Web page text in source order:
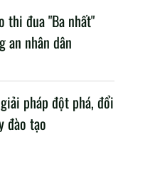
thi đua "Ba nhất"
an nhân dân
pháp đột phá, đổi
đào tạo